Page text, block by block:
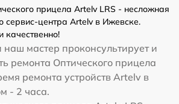
прицела Artelv LRS - несложная
сервис-центра Artelv в Ижевске.
качественно!
мастер проконсультирует и
ремонта Оптического прицела
ремонта устройств Artelv в
- 2 часа.